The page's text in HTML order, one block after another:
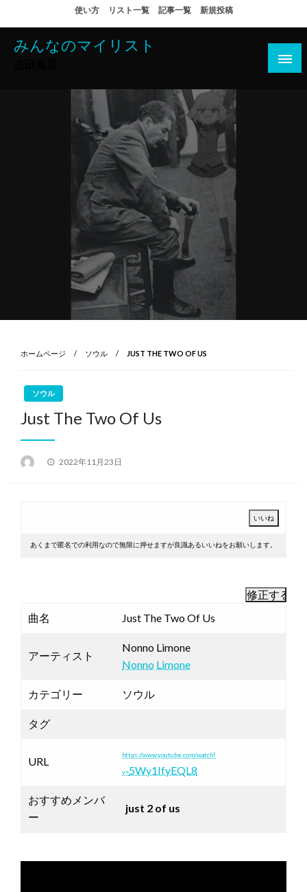
ン
使い方 リスト一覧 記事一覧 新規投稿
みんなのマイリスト
ホームページ ソウル JUST THE TWO OF US
ソウル
Just The Two Of Us
投
2022年11月23日
あくまで匿名での利用なので無限に押せますが良識あるいいねをお願いします。
曲名 Just The Two Of Us
アーティスト
Nonno Limone
Nonno Limone
カテゴリー ソウル
タグ
URL https://www.youtube.com/watch?
v=5Wy1IfyEQL8
おすすめメンバ
ー
just 2 of us